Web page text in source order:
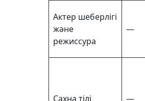
Актер шеберлігі
және
режиссура
—
Сахна тілі —